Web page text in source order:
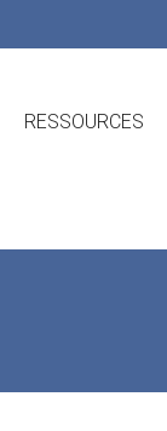
RESSOURCES